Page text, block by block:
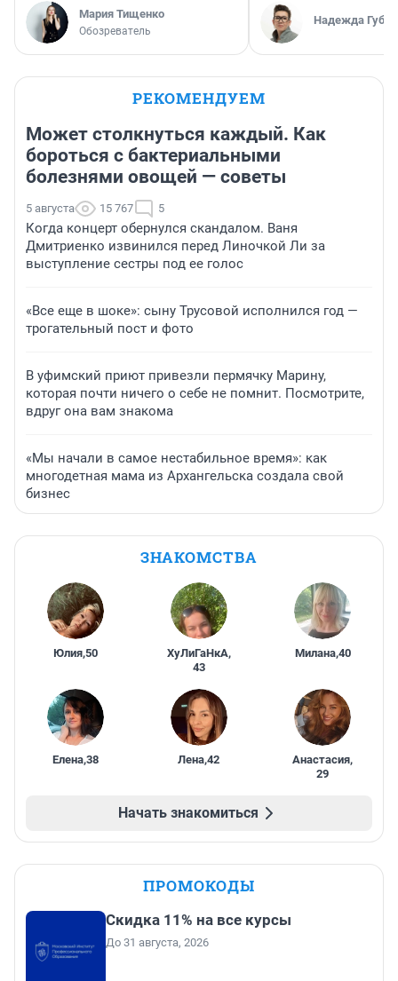
Мария Тищенко
Обозреватель
Надежда
РЕКОМЕНДУЕМ
Может столкнуться каждый. Как
бороться с бактериальными
болезнями овощей — советы
5 августа 15 767 5
Когда концерт обернулся скандалом. Ваня
Дмитриенко извинился перед Линочкой Ли за
выступление сестры под ее голос
«Все еще в шоке»: сыну Трусовой исполнился год —
трогательный пост и фото
В уфимский приют привезли пермячку Марину,
которая почти ничего о себе не помнит. Посмотрите,
вдруг она вам знакома
«Мы начали в самое нестабильное время»: как
многодетная мама из Архангельска создала свой
бизнес
ЗНАКОМСТВА
Юлия,50 ХуЛиГаНкА,
43
Милана,40
Елена,38 Лена,42 Анастасия,
29
Начать знакомиться
ПРОМОКОДЫ
Скидка 11% на все курсы
До 31 августа, 2026